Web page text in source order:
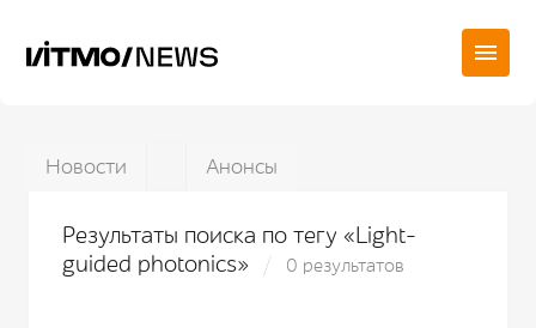
Новости Анонсы
Результаты поиска по тегу «Light-
guided photonics»
0 результатов